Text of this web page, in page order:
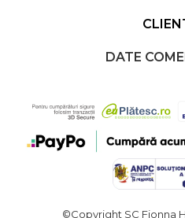
DATE
©Copyright SC Fionna